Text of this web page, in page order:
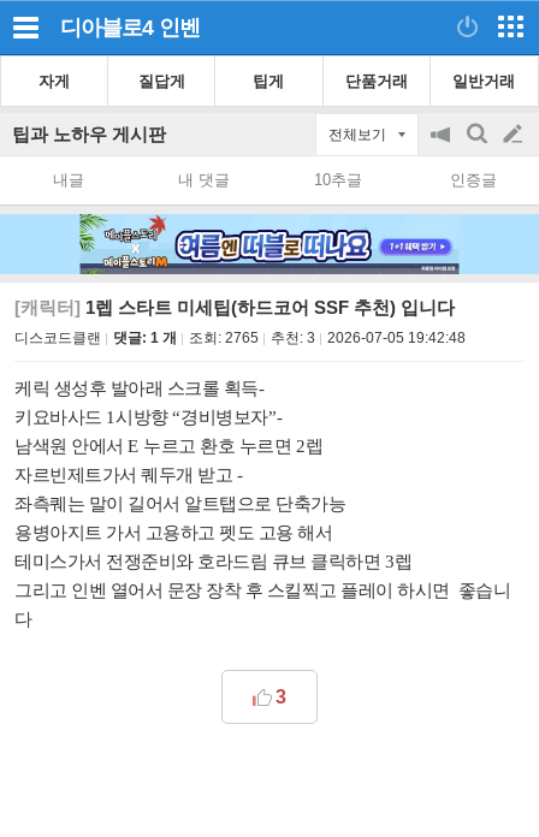
디아블로4 인벤
자게 질답게 팁게 단품거래 일반거래
팁과 노하우 게시판 전체보기
공
on/off
검
색
글
쓰
내글 내 댓글 10추글 인증글
[캐릭터] 1렙 스타트 미세팁(하드코어 SSF 추천) 입니다
디스코드클랜 댓글: 1 개 조회: 2765 추천: 3 2026-07-05 19:42:48
케릭 생성후 발아래 스크롤 획득-
키요바사드 1시방향“경비병보자”-
남색원 안에서 E 누르고 환호 누르면 2렙
자르빈제트가서 퀘두개 받고 -
좌측퀘는 말이 길어서 알트탭으로 단축가능
용병아지트 가서 고용하고 펫도 고용 해서
테미스가서 전쟁준비와 호라드림 큐브 클릭하면 3렙
그리고 인벤 열어서 문장 장착 후 스킬찍고 플레이 하시면 좋습니
다
3